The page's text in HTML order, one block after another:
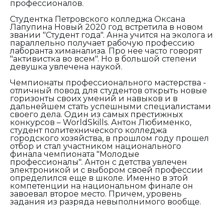
профессионалов.
Студентка Петровского колледжа Оксана
Лапупина Новый 2020 год встретила в новом
звании "Студент года". Анна учится на эколога и
параллельно получает рабочую профессию
лаборанта химанализа. Про нее часто говорят
"активистка во всем". Но в большой степени
девушка увлечена наукой.
Чемпионаты профессионального мастерства -
отличный повод для студентов открыть новые
горизонты своих умений и навыков и в
дальнейшем стать успешными специалистами
своего дела. Один из самых престижных
конкурсов – WorldSkills. Антон Любименко,
студент политехнического колледжа
городского хозяйства, в прошлом году прошел
отбор и стал участником национального
финала чемпионата "Молодые
профессионалы". Антон с детства увлечен
электроникой и с выбором своей профессии
определился еще в школе. Именно в этой
компетенции на национальном финале он
завоевал второе место. Причем, уровень
задания из разряда невыполнимого вообще.